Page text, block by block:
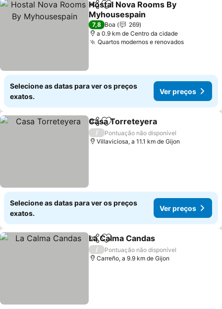
PartilharAdicionar aos favoritos
Hostal Nova Rooms By
Myhousespain
Ver preços
7,8 Boa
269
a 0.9 km de Centro da cidade
Quartos modernos e renovadosVer
Selecione as datas para ver os preços
exatos.
Ver preços
PartilharAdicionar aos favoritos
Casa Torreteyera
/
Pontuação não disponível
Villaviciosa, a 11.1 km de Gijon
Selecione as datas para ver os preços
exatos.
Ver preços
PartilharAdicionar aos favoritos
La Calma Candas
/
Pontuação não disponível
Carreño, a 9.9 km de Gijon